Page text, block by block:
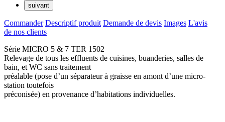
suivant
Commander Descriptif produit Demande de devis Images L'avis
de nos clients
Série MICRO 5 & 7 TER 1502
Relevage de tous les effluents de cuisines, buanderies, salles de
bain, et WC sans traitement
préalable (pose d’un séparateur à graisse en amont d’une micro-
station toutefois
préconisée) en provenance d’habitations individuelles.